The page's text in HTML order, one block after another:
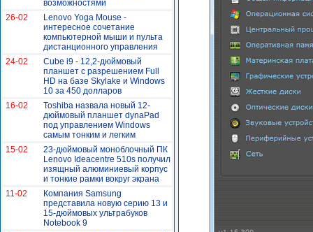
возможностями
26-02
Lenovo Yoga Mouse -
интересное сочетание
компьютерной мыши и пульта
дистанционного управления
24-02
Cube i9 - 12,2-дюймовый
планшет с разрешением Full
HD на базе Skylake и Windows
10 за 450 долларов
16-02
Toshiba назвала новый 12-
дюймовый планшет dynaPad
под управлением Windows
самым тонким и легким
15-02
23-дюймовый моноблочный ПК
Lenovo Ideacentre 510s получил
изящный алюминиевый корпус
и тонкие рамки вокруг экрана
11-02
Компания Samsung
представила новую серию 13 и
15-дюймовых ультрабуков
Notebook 9